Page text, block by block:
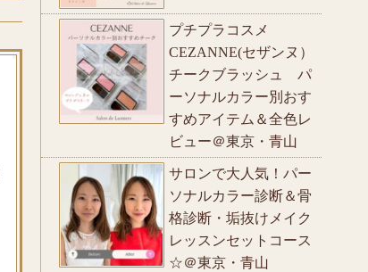
プチプラコスメ
CEZANNE(セザンヌ）
チークブラッシュ パ
ーソナルカラー別おす
すめアイテム＆全色レ
ビュー＠東京・青山
サロンで大人気！パー
ソナルカラー診断＆骨
格診断・垢抜けメイク
レッスンセットコース
☆＠東京・青山